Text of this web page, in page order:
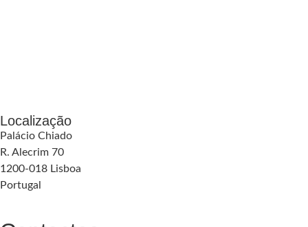
Localização
Palácio Chiado
R. Alecrim 70
1200-018 Lisboa
Portugal